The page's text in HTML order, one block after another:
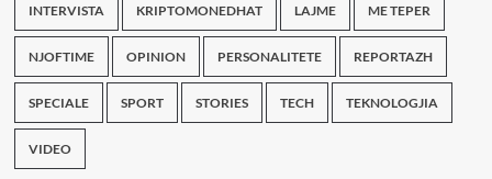
INTERVISTA KRIPTOMONEDHAT LAJME ME TEPER
NJOFTIME OPINION PERSONALITETE REPORTAZH
SPECIALE SPORT STORIES TECH TEKNOLOGJIA
VIDEO